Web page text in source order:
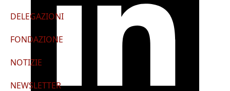
DELEGAZIONI
FONDAZIONE
NOTIZIE
NEWSLETTER